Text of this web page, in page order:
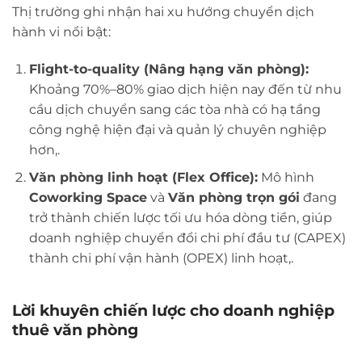
Thị trường ghi nhận hai xu hướng chuyển dịch
hành vi nổi bật:
Flight-to-quality (Nâng hạng văn phòng):
Khoảng 70%–80% giao dịch hiện nay đến từ nhu
cầu dịch chuyển sang các tòa nhà có hạ tầng
công nghệ hiện đại và quản lý chuyên nghiệp
hơn,.
Văn phòng linh hoạt (Flex Office):Mô hình
Coworking Spacevà Văn phòng trọn gói đang
trở thành chiến lược tối ưu hóa dòng tiền, giúp
doanh nghiệp chuyển đổi chi phí đầu tư (CAPEX)
thành chi phí vận hành (OPEX) linh hoạt,.
Lời khuyên chiến lược cho doanh nghiệp
thuê văn phòng